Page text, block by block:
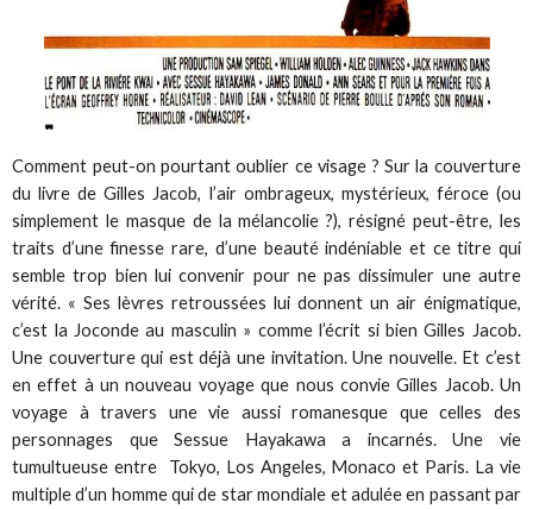
Comment peut-on pourtant oublier ce visage ? Sur la couverture
du livre de Gilles Jacob, l’air ombrageux, mystérieux, féroce (ou
simplement le masque de la mélancolie ?), résigné peut-être, les
traits d’une finesse rare, d’une beauté indéniable et ce titre qui
semble trop bien lui convenir pour ne pas dissimuler une autre
vérité. « Ses lèvres retroussées lui donnent un air énigmatique,
c’est la Joconde au masculin » comme l’écrit si bien Gilles Jacob.
Une couverture qui est déjà une invitation. Une nouvelle. Et c’est
en effet à un nouveau voyage que nous convie Gilles Jacob. Un
voyage à travers une vie aussi romanesque que celles des
personnages que Sessue Hayakawa a incarnés. Une vie
tumultueuse entre Tokyo, Los Angeles, Monaco et Paris. La vie
multiple d’un homme qui de star mondiale et adulée en passant par